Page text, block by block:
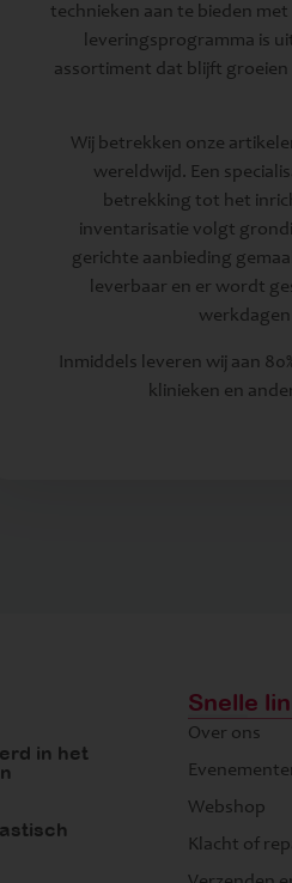
technieken aan te bieden
leveringsprogramma is
assortiment dat blijft
Wij betrekken onze
wereldwijd. Een
betrekking tot het
inventarisatie volgt
gerichte aanbieding
leverbaar en er wordt
Inmiddels leveren wij aan
klinieken en
in het
Snelle
Over ons
Webshop
Klacht of